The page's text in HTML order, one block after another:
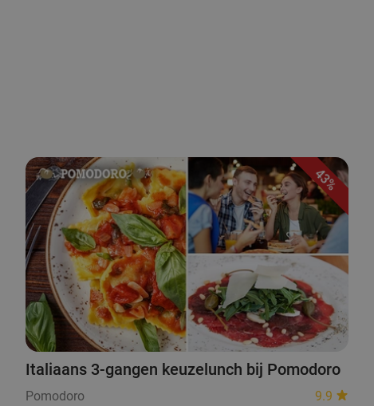
43%
Italiaans 3-gangen keuzelunch bij Pomodoro
Pomodoro
9.9